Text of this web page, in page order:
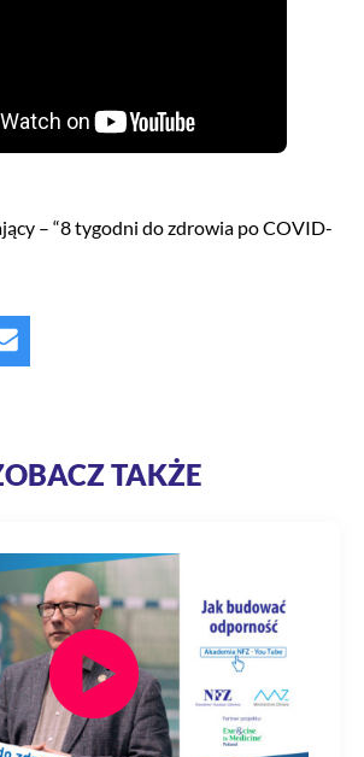
– “8 tygodni do zdrowia po COVID-
TAKŻE